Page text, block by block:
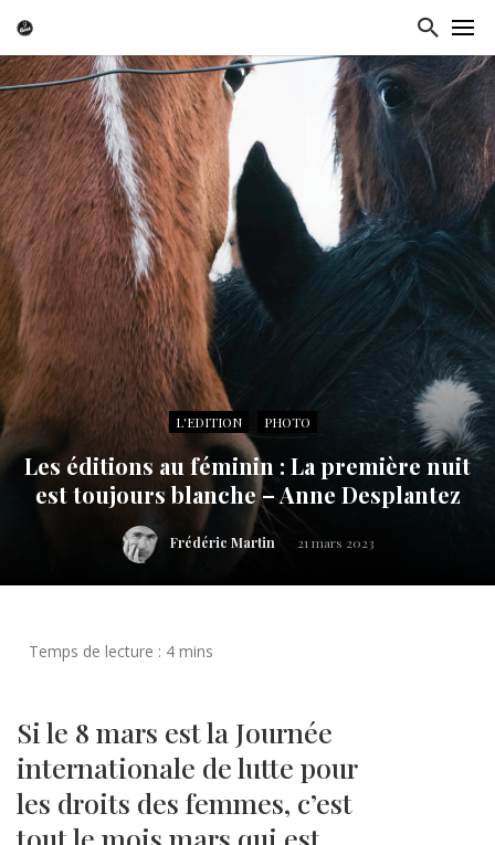
L'EDITION PHOTO
Les éditions au féminin : La première nuit
est toujours blanche – Anne Desplantez
Frédéric Martin 21 mars 2023
Si le 8 mars est la Journée
internationale de lutte pour
les droits des femmes, c’est
tout le mois mars qui est